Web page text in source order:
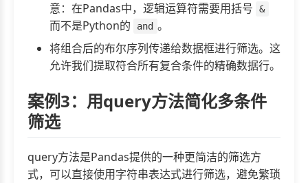
意：在Pandas中，逻辑运算符需要用括号
&
而不是Python的 and 。
将组合后的布尔序列传递给数据框进行筛选。这
允许我们提取符合所有复合条件的精确数据行。
案例3：用query方法简化多条件
筛选
query方法是Pandas提供的一种更简洁的筛选方
式，可以直接使用字符串表达式进行筛选，避免繁琐